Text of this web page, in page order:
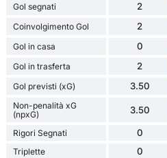
Gol segnati
2
Coinvolgimento Gol 2
Gol in casa 0
Gol in trasferta 2
Gol previsti (xG) 3.50
Non-penalità xG
(npxG)
3.50
Rigori Segnati 0
Triplette 0